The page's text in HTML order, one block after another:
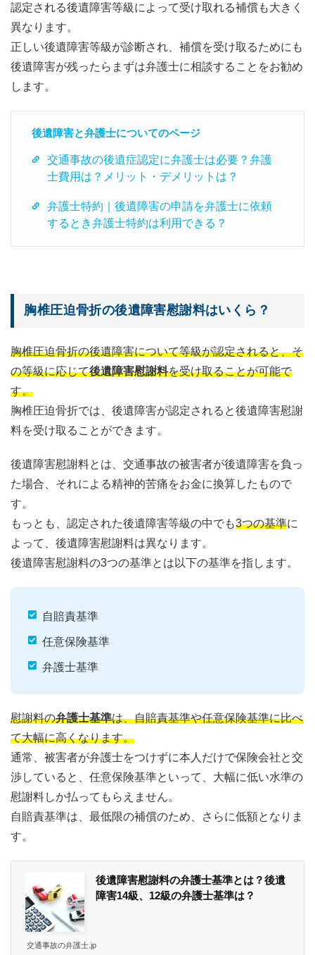
認定される後遺障害等級によって受け取れる補償も大きく
異なります。
正しい後遺障害等級が診断され、補償を受け取るためにも
後遺障害が残ったらまずは弁護士に相談することをお勧め
します。
後遺障害と弁護士についてのページ
交通事故の後遺症認定に弁護士は必要？弁護
士費用は？メリット・デメリットは？
弁護士特約｜後遺障害の申請を弁護士に依頼
するとき弁護士特約は利用できる？
胸椎圧迫骨折の後遺障害慰謝料はいくら？
胸椎圧迫骨折の後遺障害について等級が認定されると、そ
の等級に応じて後遺障害慰謝料を受け取ることが可能で
す。
胸椎圧迫骨折では、後遺障害が認定されると後遺障害慰謝
料を受け取ることができます。
後遺障害慰謝料とは、交通事故の被害者が後遺障害を負っ
た場合、それによる精神的苦痛をお金に換算したもので
す。
もっとも、認定された後遺障害等級の中でも3つの基準に
よって、後遺障害慰謝料は異なります。
後遺障害慰謝料の3つの基準とは以下の基準を指します。
自賠責基準
任意保険基準
弁護士基準
慰謝料の弁護士基準は、自賠責基準や任意保険基準に比べ
て大幅に高くなります。
通常、被害者が弁護士をつけずに本人だけで保険会社と交
渉していると、任意保険基準といって、大幅に低い水準の
慰謝料しか払ってもらえません。
自賠責基準は、最低限の補償のため、さらに低額となりま
す。
後遺障害慰謝料の弁護士基準とは？後遺
障害14級、12級の弁護士基準は？
交通事故の弁護士.jp